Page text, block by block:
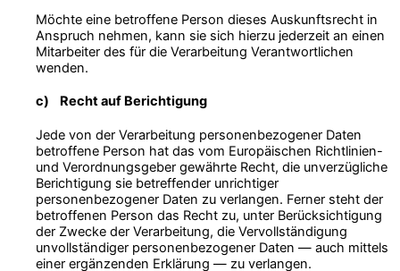
Möchte eine betroffene Person dieses Auskunftsrecht in
Anspruch nehmen, kann sie sich hierzu jederzeit an einen
Mitarbeiter des für die Verarbeitung Verantwortlichen
wenden.
c) Recht auf Berichtigung
Jede von der Verarbeitung personenbezogener Daten
betroffene Person hat das vom Europäischen Richtlinien-
und Verordnungsgeber gewährte Recht, die unverzügliche
Berichtigung sie betreffender unrichtiger
personenbezogener Daten zu verlangen. Ferner steht der
betroffenen Person das Recht zu, unter Berücksichtigung
der Zwecke der Verarbeitung, die Vervollständigung
unvollständiger personenbezogener Daten — auch mittels
einer ergänzenden Erklärung — zu verlangen.